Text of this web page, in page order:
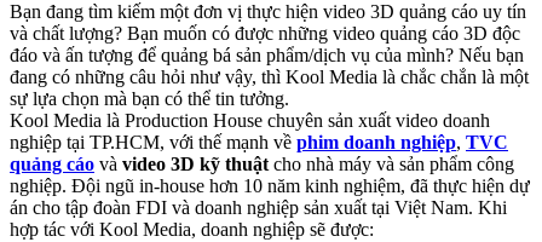
Bạn đang tìm kiếm một đơn vị thực hiện video 3D quảng cáo uy tín
và chất lượng? Bạn muốn có được những video quảng cáo 3D độc
đáo và ấn tượng để quảng bá sản phẩm/dịch vụ của mình? Nếu bạn
đang có những câu hỏi như vậy, thì Kool Media là chắc chắn là một
sự lựa chọn mà bạn có thể tin tưởng.
Kool Media là Production House chuyên sản xuất video doanh
nghiệp tại TP.HCM, với thế mạnh về phim doanh nghiệp, TVC
quảng cáo và video 3D kỹ thuật cho nhà máy và sản phẩm công
nghiệp. Đội ngũ in-house hơn 10 năm kinh nghiệm, đã thực hiện dự
án cho tập đoàn FDI và doanh nghiệp sản xuất tại Việt Nam. Khi
hợp tác với Kool Media, doanh nghiệp sẽ được: